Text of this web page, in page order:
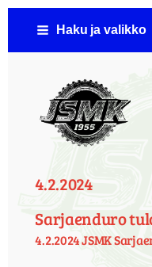
Siirry
Haku ja valikko
Jämsän
4.2.2024
Sarjaenduro
4.2.2024 JSMK